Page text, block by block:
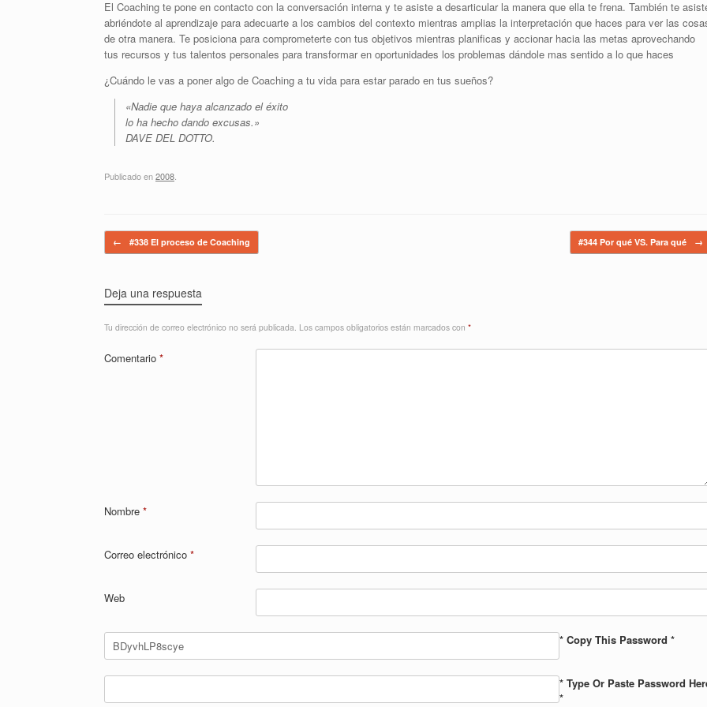
El Coaching te pone en contacto con la conversación interna y te asiste a desarticular la manera que ella te frena. También te
abriéndote al aprendizaje para adecuarte a los cambios del contexto mientras amplias la interpretación que haces para ver las
de otra manera. Te posiciona para comprometerte con tus objetivos mientras planificas y accionar hacia las metas aprovechando
tus recursos y tus talentos personales para transformar en oportunidades los problemas dándole mas sentido a lo que haces
¿Cuándo le vas a poner algo de Coaching a tu vida para estar parado en tus sueños?
«Nadie que haya alcanzado el éxito
lo ha hecho dando excusas.»
DAVE DEL DOTTO.
Publicado en2008
Navegador de artículos
← #338 El proceso de Coaching #344 Por qué VS. Para qué →
Deja una respuesta
Tu dirección de correo electrónico no será publicada. Los campos obligatorios están marcados con *
Comentario *
Nombre *
Correo electrónico *
Web
* Copy This Password *
* Type Or Paste Password
*